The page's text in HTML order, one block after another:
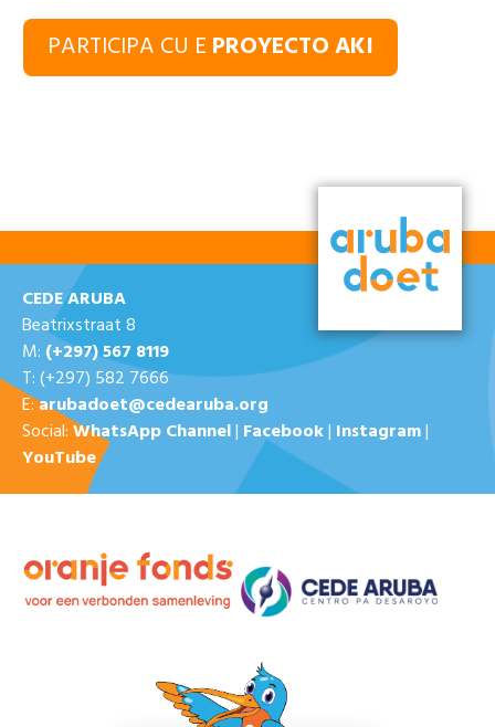
PARTICIPA CU E PROYECTO AKI
CEDE ARUBA
Beatrixstraat 8
M: (+297) 567 8119
T: (+297) 582 7666
E:arubadoet@cedearuba.org
Social:WhatsApp Channel| Facebook| Instagram|
YouTube